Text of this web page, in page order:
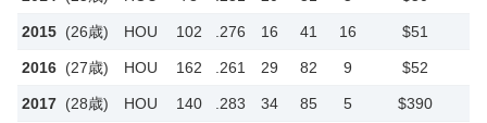
2015 (26歳) HOU 102 .276 16 41 16 $51
2016 (27歳) HOU 162 .261 29 82 9 $52
2017 (28歳) HOU 140 .283 34 85 5 $390